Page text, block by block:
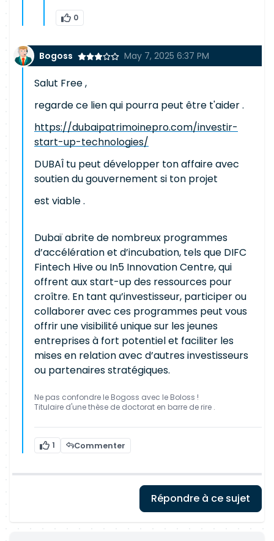
0
Bogoss May 7, 2025 6:37 PM
Salut Free ,
regarde ce lien qui pourra peut être t'aider .
https://dubaipatrimoinepro.com/investir-
start-up-technologies/
DUBAÎ tu peut développer ton affaire avec
soutien du gouvernement si ton projet
est viable .
Dubaï abrite de nombreux programmes
d’accélération et d’incubation, tels que DIFC
Fintech Hive ou In5 Innovation Centre, qui
offrent aux start-up des ressources pour
croître. En tant qu’investisseur, participer ou
collaborer avec ces programmes peut vous
offrir une visibilité unique sur les jeunes
entreprises à fort potentiel et faciliter les
mises en relation avec d’autres investisseurs
ou partenaires stratégiques.
Ne pas confondre le Bogoss avec le Boloss !
Titulaire d'une thèse de doctorat en barre de rire .
1 Commenter
Répondre à ce sujet